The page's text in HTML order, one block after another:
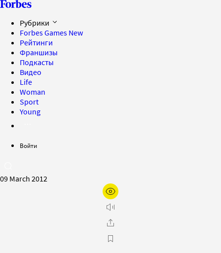
Рубрики
Forbes Games New
Рейтинги
Франшизы
Подкасты
Видео
Life
Woman
Sport
Young
Войти
09 March 2012